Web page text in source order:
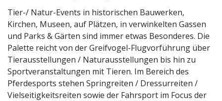
Tier-/ Natur-Events in historischen Bauwerken,
Kirchen, Museen, auf Plätzen, in verwinkelten Gassen
und Parks & Gärten sind immer etwas Besonderes. Die
Palette reicht von der Greifvogel-Flugvorführung über
Tierausstellungen / Naturausstellungen bis hin zu
Sportveranstaltungen mit Tieren. Im Bereich des
Pferdesports stehen Springreiten / Dressurreiten /
Vielseitigkeitsreiten sowie der Fahrsport im Focus der